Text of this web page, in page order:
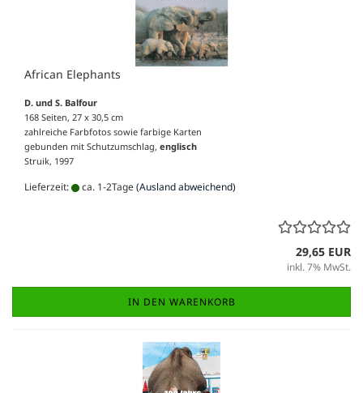
African Elephants
D. und S. Balfour
168 Seiten, 27 x 30,5 cm
zahlreiche Farbfotos sowie farbige Karten
gebunden mit Schutzumschlag, englisch
Struik, 1997
Lieferzeit: ca. 1-2Tage(Ausland abweichend)
29,65 EUR
inkl. 7% MwSt.
IN DEN WARENKORB